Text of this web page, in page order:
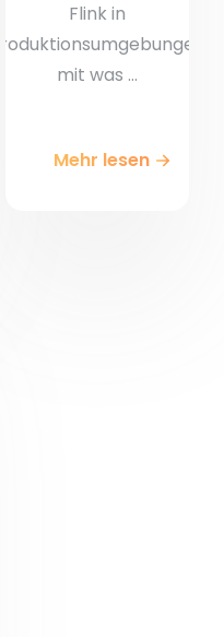
Flink in
Produktionsumgebungen
mit was ...
Mehr lesen